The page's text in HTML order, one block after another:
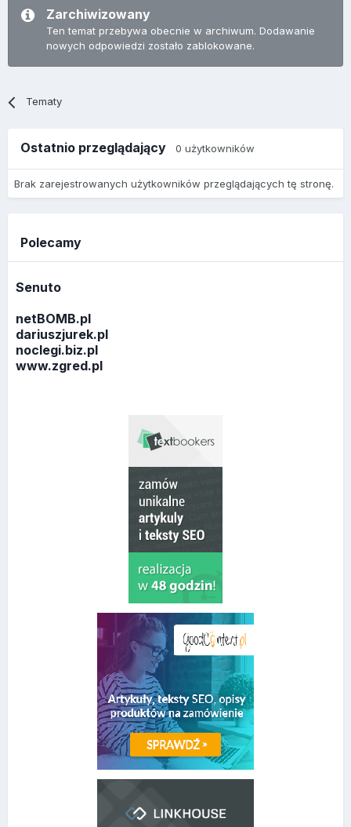
Zarchiwizowany
Ten temat przebywa obecnie w archiwum. Dodawanie
nowych odpowiedzi zostało zablokowane.
Tematy
Ostatnio przeglądający 0 użytkowników
Brak zarejestrowanych użytkowników przeglądających tę stronę.
Polecamy
Senuto
netBOMB.pl
dariuszjurek.pl
noclegi.biz.pl
www.zgred.pl